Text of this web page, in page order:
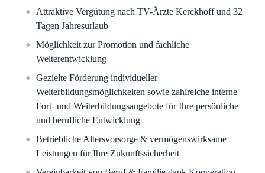
Attraktive Vergütung nach TV-Ärzte Kerckhoff und 32
Tagen Jahresurlaub
Möglichkeit zur Promotion und fachliche
Weiterentwicklung
Gezielte Förderung individueller
Weiterbildungsmöglichkeiten sowie zahlreiche interne
Fort- und Weiterbildungsangebote für Ihre persönliche
und berufliche Entwicklung
Betriebliche Altersvorsorge & vermögenswirksame
Leistungen für Ihre Zukunftssicherheit